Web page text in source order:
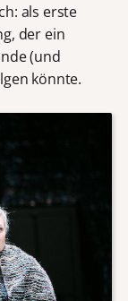
als erste
der ein
(und
könnte.